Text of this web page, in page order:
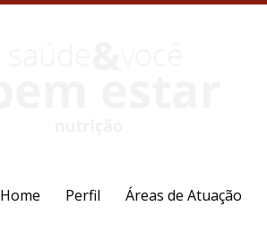
Home Perfil Áreas de Atuação